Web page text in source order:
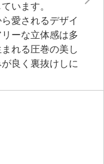
います。
愛されるデザイ
ーな立体感は多
れる圧巻の美し
良く裏抜けしに
れは、スムーズ
で使い勝手の良
日常に取り入れ